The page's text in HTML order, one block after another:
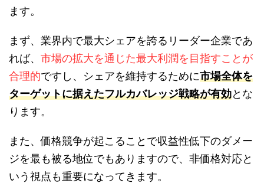
ます。
まず、業界内で最大シェアを誇るリーダー企業であ
れば、 市場の拡大を通じた最大利潤を目指すことが
合理的ですし、シェアを維持するために市場全体を
ターゲットに据えたフルカバレッジ戦略が有効とな
ります。
また、価格競争が起こることで収益性低下のダメー
ジを最も被る地位でもありますので、非価格対応と
いう視点も重要になってきます。